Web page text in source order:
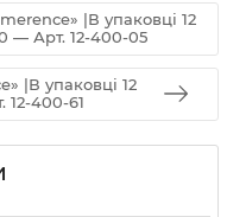
|В упаковці 12
— Арт. 12-400-05
|В упаковці 12
12-400-61